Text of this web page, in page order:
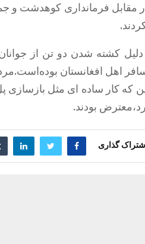
مقابل فرمانداری کوهدشت و
دلیل کشته شدن دو تن از
اهل افغانستان
که کار ساده ای مثل بازسازی
بودند.
اشتراک گذاری